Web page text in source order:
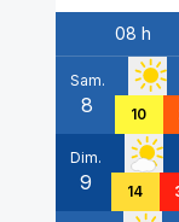
Date
08 h
Sam.
8 10
Dim.
9 14